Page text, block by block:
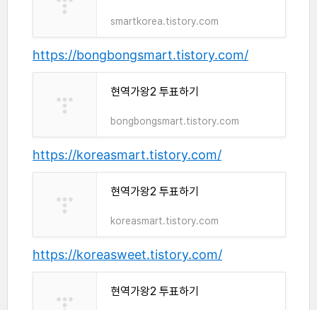
smartkorea.tistory.com
https://bongbongsmart.tistory.com/
현역가왕2 투표하기
bongbongsmart.tistory.com
https://koreasmart.tistory.com/
현역가왕2 투표하기
koreasmart.tistory.com
https://koreasweet.tistory.com/
현역가왕2 투표하기